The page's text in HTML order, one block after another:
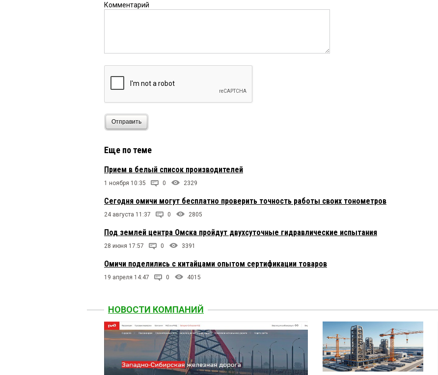
Комментарий
Отправить
Еще по теме
Прием в белый список производителей
1 ноября 10:35 0 2329
Сегодня омичи могут бесплатно проверить точность работы своих тонометров
24 августа 11:37 0 2805
Под землей центра Омска пройдут двухсуточные гидравлические испытания
28 июня 17:57 0 3391
Омичи поделились c китайцами опытом сертификации товаров
19 апреля 14:47 0 4015
НОВОСТИ КОМПАНИЙ